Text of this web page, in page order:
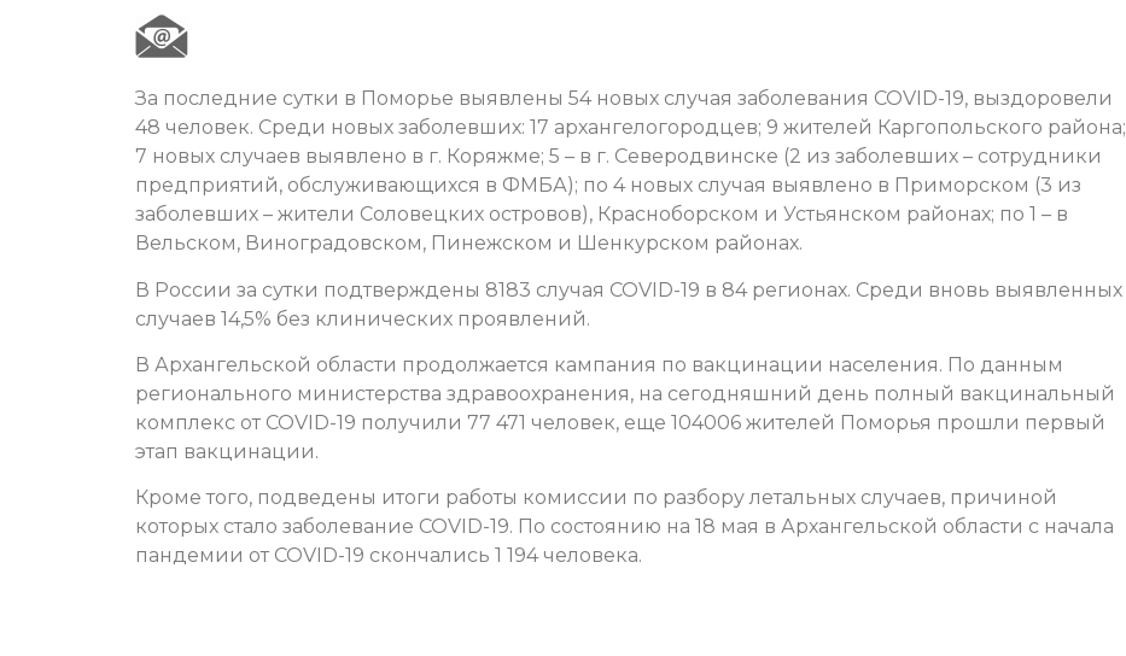
За последние сутки в Поморье выявлены 54 новых случая заболевания COVID-19, выздоровели
48 человек. Среди новых заболевших: 17 архангелогородцев; 9 жителей Каргопольского района;
7 новых случаев выявлено в г. Коряжме; 5 – в г. Северодвинске (2 из заболевших – сотрудники
предприятий, обслуживающихся в ФМБА); по 4 новых случая выявлено в Приморском (3 из
заболевших – жители Соловецких островов), Красноборском и Устьянском районах; по 1 – в
Вельском, Виноградовском, Пинежском и Шенкурском районах.
В России за сутки подтверждены 8183 случая COVID-19 в 84 регионах. Среди вновь выявленных
случаев 14,5% без клинических проявлений.
В Архангельской области продолжается кампания по вакцинации населения. По данным
регионального министерства здравоохранения, на сегодняшний день полный вакцинальный
комплекс от COVID-19 получили 77 471 человек, еще 104006 жителей Поморья прошли первый
этап вакцинации.
Кроме того, подведены итоги работы комиссии по разбору летальных случаев, причиной
которых стало заболевание COVID-19. По состоянию на 18 мая в Архангельской области с начала
пандемии от COVID-19 скончались 1 194 человека.